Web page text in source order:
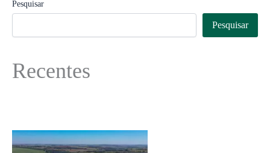
Pesquisar
Pesquisar
Recentes